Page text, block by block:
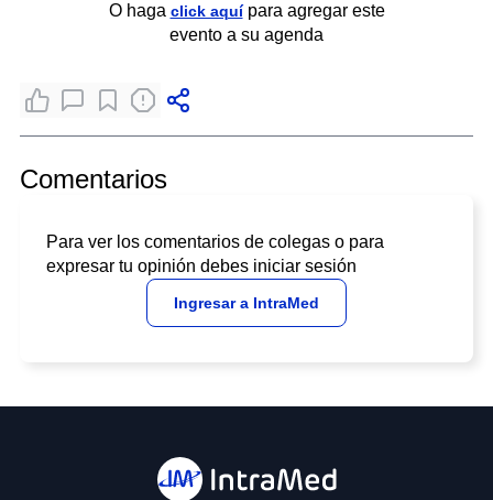
O haga click aquípara agregar este
evento a su agenda
Comentarios
Para ver los comentarios de colegas o para
expresar tu opinión debes iniciar sesión
Ingresar a IntraMed